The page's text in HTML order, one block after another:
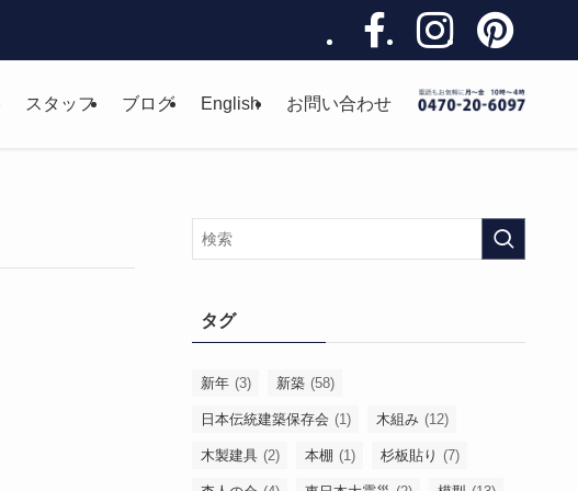
スタッフ ブログ English お問い合わせ
タグ
新年 (3) 新築 (58)
日本伝統建築保存会 (1) 木組み (12)
木製建具 (2) 本棚 (1) 杉板貼り (7)